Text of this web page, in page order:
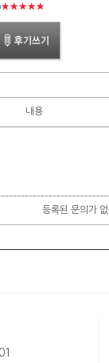
★★★★★
내용
등록된 문의가 없